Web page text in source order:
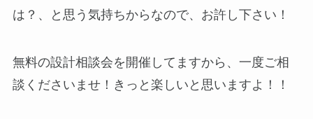
は？、と思う気持ちからなので、お許し下さい！
無料の設計相談会を開催してますから、一度ご相
談くださいませ！きっと楽しいと思いますよ！！